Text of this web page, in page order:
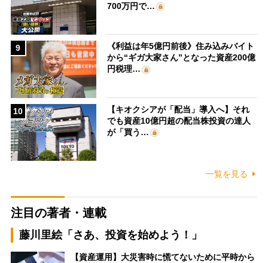
700万円で…
9
《利益は年5億円前後》住み込みバイト
から“ギガ大家さん”となった資産200億
円税理…
10
【キオクシアが「配当」導入へ】それ
でも資産10億円超の配当株投資の達人
が「買う…
一覧を見る
注目の著者・連載
藤川里絵「さあ、投資を始めよう！」
【資産運用】大災害時に慌てないために平時から